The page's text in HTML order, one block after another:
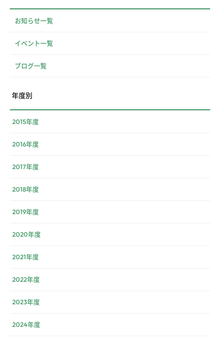
お知らせ一覧
イベント一覧
ブログ一覧
年度別
2015年度
2016年度
2017年度
2018年度
2019年度
2020年度
2021年度
2022年度
2023年度
2024年度